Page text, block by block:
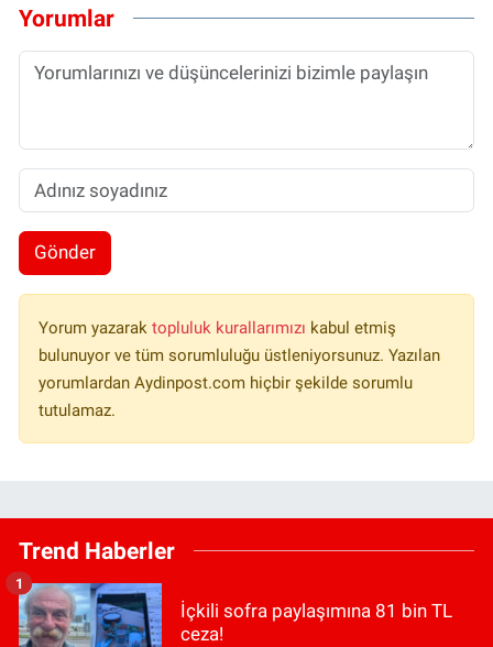
Yorumlar
Gönder
Yorum yazarak topluluk kurallarımızı kabul etmiş
bulunuyor ve tüm sorumluluğu üstleniyorsunuz. Yazılan
yorumlardan Aydinpost.com hiçbir şekilde sorumlu
tutulamaz.
Trend Haberler
İçkili sofra paylaşımına 81 bin TL
ceza!
1